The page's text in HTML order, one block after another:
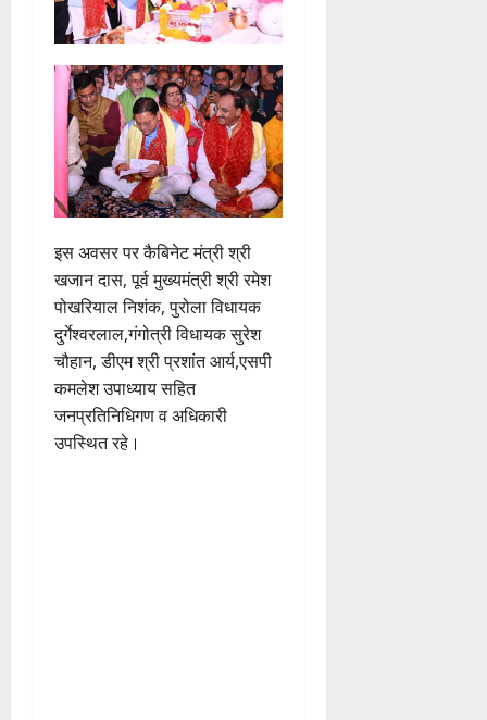
इस अवसर पर कैबिनेट मंत्री श्री
खजान दास, पूर्व मुख्यमंत्री श्री रमेश
पोखरियाल निशंक, पुरोला विधायक
दुर्गेश्वरलाल,गंगोत्री विधायक सुरेश
चौहान, डीएम श्री प्रशांत आर्य,एसपी
कमलेश उपाध्याय सहित
जनप्रतिनिधिगण व अधिकारी
उपस्थित रहे।